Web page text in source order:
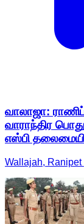
வாலாஜா:
வாராந்திர
எஸ்பி
Wallajah,